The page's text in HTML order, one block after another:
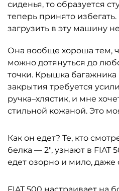
сиденья, то образуется
теперь принято
загрузить в эту машину
Она вообще хороша тем,
можно дотянуться до
точки. Крышка багажника
закрытия требуется
ручка–хлястик, и мне
стильной кожаной. Это
Как он едет? Те, кто
белка — 2", узнают в
едет озорно и мило, даже